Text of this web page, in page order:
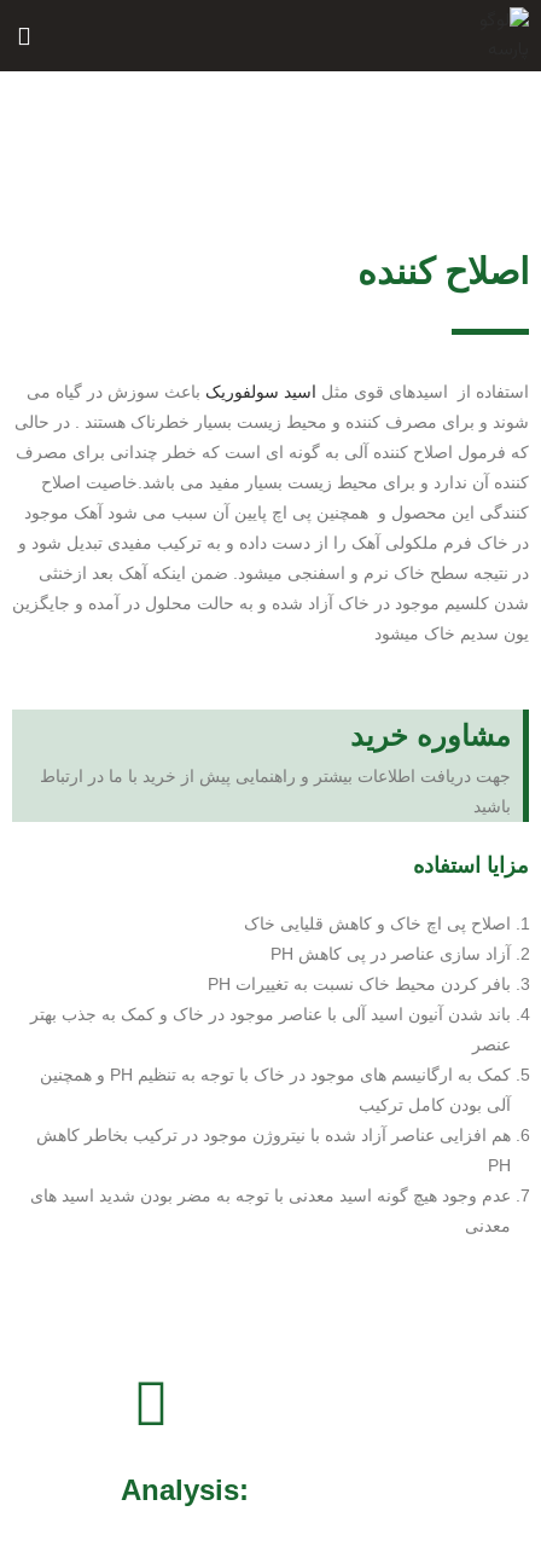
پرش
اصلاح کننده
استفاده از اسیدهای قوی مثل اسید سولفوریک باعث سوزش در گیاه می
شوند و برای مصرف کننده و محیط زیست بسیار خطرناک هستند . در حالی
که فرمول اصلاح کننده آلی به گونه ای است که خطر چندانی برای مصرف
کننده آن ندارد و برای محیط زیست بسیار مفید می باشد.خاصیت اصلاح
کنندگی این محصول و همچنین پی اچ پایین آن سبب می شود آهک موجود
در خاک فرم ملکولی آهک را از دست داده و به ترکیب مفیدی تبدیل شود و
در نتیجه سطح خاک نرم و اسفنجی میشود. ضمن اینکه آهک بعد ازخنثی
شدن کلسیم موجود در خاک آزاد شده و به حالت محلول در آمده و جایگزین
یون سدیم خاک میشود
مشاوره خرید
جهت دریافت اطلاعات بیشتر و راهنمایی پیش از خرید با ما در ارتباط
باشید
مزایا استفاده
اصلاح پی اچ خاک و کاهش قلیایی خاک
آزاد سازی عناصر در پی کاهش PH
بافر کردن محیط خاک نسبت به تغییرات PH
باند شدن آنیون اسید آلی با عناصر موجود در خاک و کمک به جذب بهتر
عنصر
کمک به ارگانیسم های موجود در خاک با توجه به تنظیم PH و همچنین
آلی بودن کامل ترکیب
هم افزایی عناصر آزاد شده با نیتروژن موجود در ترکیب بخاطر کاهش
PH
عدم وجود هیچ گونه اسید معدنی با توجه به مضر بودن شدید اسید های
معدنی
:Analysis